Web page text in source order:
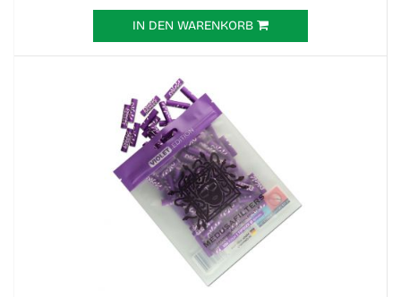
IN DEN WARENKORB